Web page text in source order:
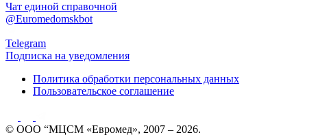
Чат единой справочной
@Euromedomskbot
Telegram
Подписка на уведомления
Политика обработки персональных данных
Пользовательское соглашение
© ООО “МЦСМ «Евромед», 2007 – 2026.